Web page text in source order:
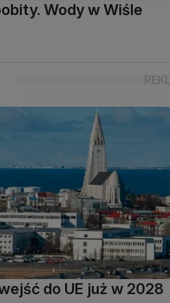
Wody w Wiśle
do UE już w 2028